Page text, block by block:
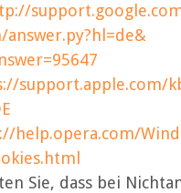
support.apple.com/
help.opera.com/
Sie, dass bei